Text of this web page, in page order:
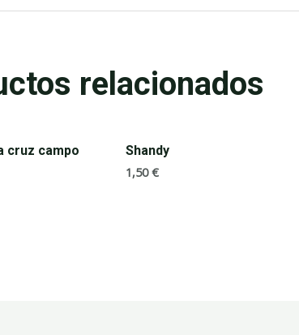
relacionados
cruz campo
Shandy
1,50€